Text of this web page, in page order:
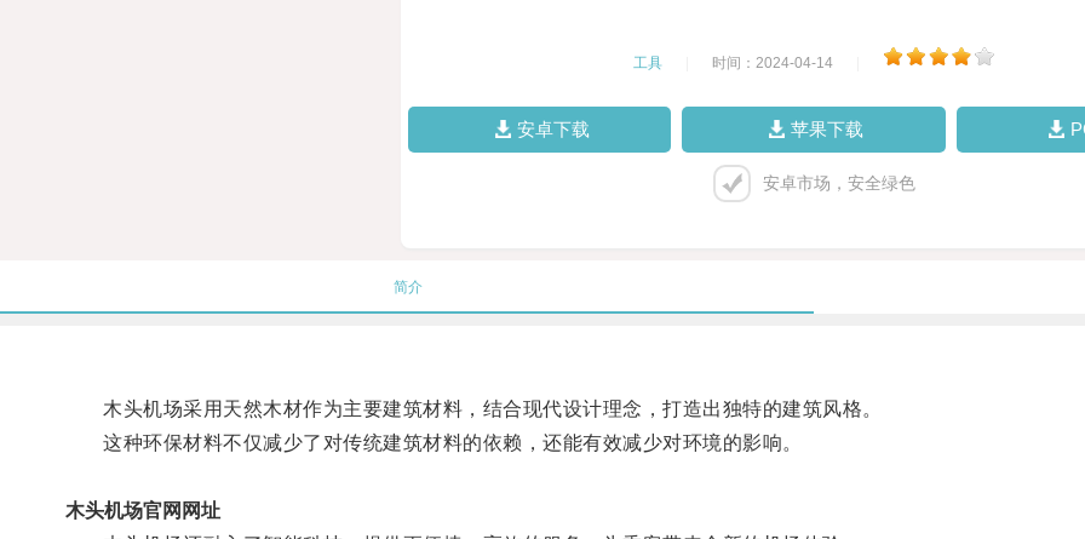
工具 时间：2024-04-14
安卓下载 苹果下载
安卓市场，安全绿色
简介
木头机场采用天然木材作为主要建筑材料，结合现代设计理念，打造出独特的建筑风格。
这种环保材料不仅减少了对传统建筑材料的依赖，还能有效减少对环境的影响。
木头机场官网网址